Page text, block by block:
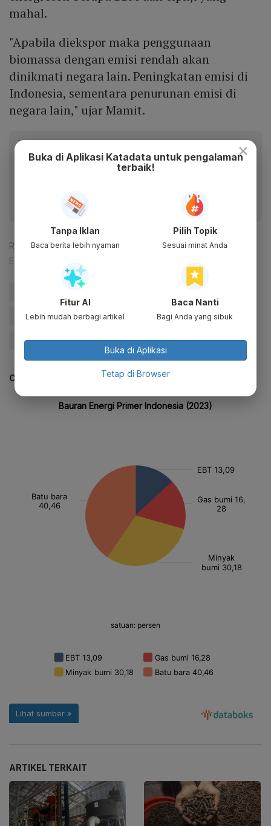
mahal.
"Apabila diekspor maka penggunaan
biomassa dengan emisi rendah akan
dinikmati negara lain. Peningkatan emisi di
Indonesia, sementara penurunan emisi di
negara lain," ujar Mamit.
Baca artikel ini lewat aplikasi mobile.
Dapatkan pengalaman membaca lebih nyaman dan nikmati
Reporter: Muhamad Fajar Riyandanu
Editor:
#Co-firing Biomassa
#Batu Bara #Update Me #Energi Bersih
#Katadata Green
CEK JUGA DATA INI
ARTIKEL TERKAIT
×
Buka di Aplikasi Katadata untuk pengalaman
terbaik!
Tanpa Iklan
Baca berita lebih nyaman
Pilih Topik
Sesuai minat Anda
Fitur AI
Lebih mudah berbagi artikel
Baca Nanti
Bagi Anda yang sibuk
Buka di Aplikasi
Tetap di Browser